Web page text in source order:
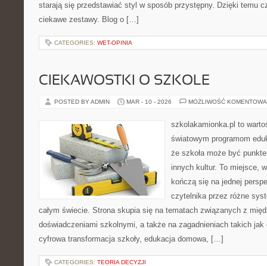
starają się przedstawiać styl w sposób przystępny. Dzięki temu
ciekawe zestawy. Blog o […]
CATEGORIES: WET-OPINIA
CIEKAWOSTKI O SZKOLE
POSTED BY ADMIN MAR - 10 - 2026 MOŻLIWOŚĆ
szkolakamionka.pl to
światowym programom
że szkoła może być
innych kultur. To miejsce,
kończą się na jednej
czytelnika przez różne
całym świecie. Strona skupia się na tematach związanych z
doświadczeniami szkolnymi, a także na zagadnieniach takich
cyfrowa transformacja szkoły, edukacja domowa, […]
CATEGORIES: TEORIA DECYZJI